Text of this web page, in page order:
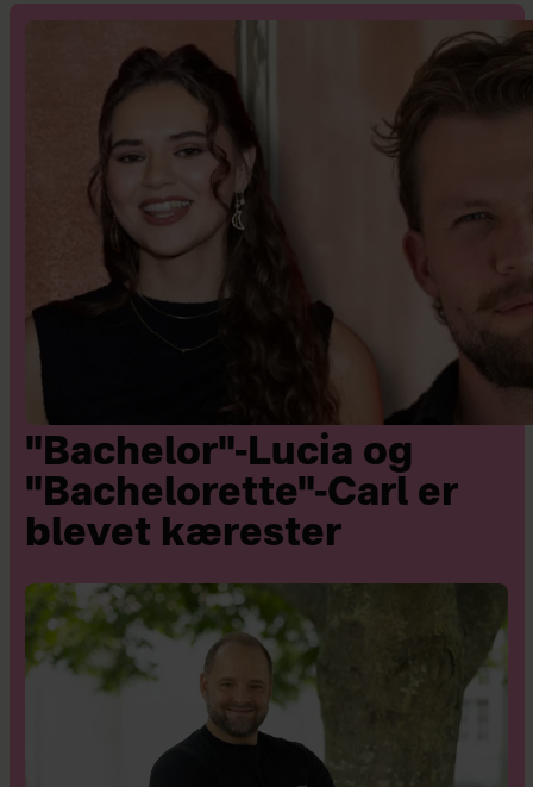
"Bachelor"-Lucia og
"Bachelorette"-Carl er
blevet kærester